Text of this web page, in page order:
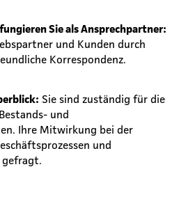
Sie als Ansprechpartner:
und Kunden durch
Korrespondenz.
Sie sind zuständig für die
und
Ihre Mitwirkung bei der
und